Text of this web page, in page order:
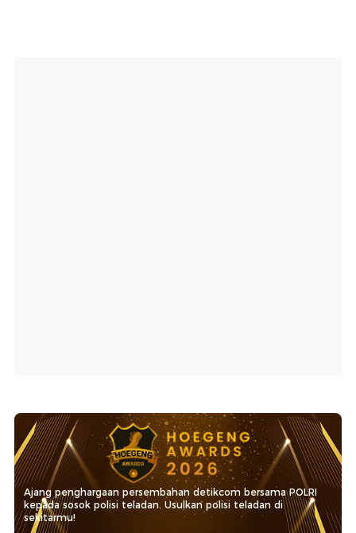
Ajang penghargaan persembahan detikcom bersama POLRI
kepada sosok polisi teladan. Usulkan polisi teladan di
sekitarmu!